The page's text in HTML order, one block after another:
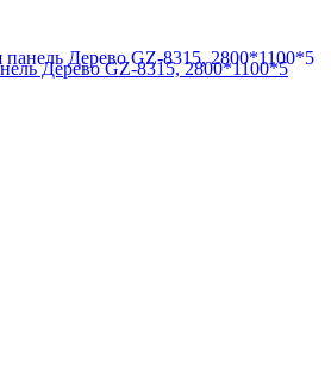
Дерево GZ-8315, 2800*1100*5